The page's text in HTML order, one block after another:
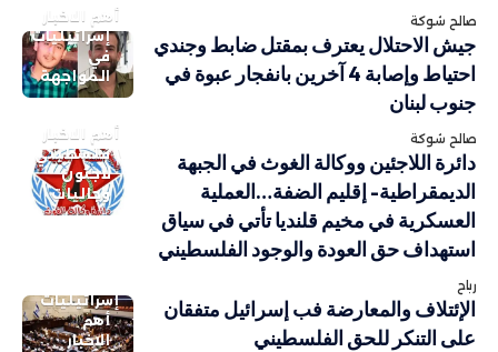
صالح شوكة
أهم الاخبار
إسرائيليات
في
المواجهة
جيش الاحتلال يعترف بمقتل ضابط وجندي
احتياط وإصابة 4 آخرين بانفجار عبوة في
جنوب لبنان
صالح شوكة
أهم الاخبار
فلسطيني
لاجئون
وجاليات
دائرة اللاجئين ووكالة الغوث في الجبهة
الديمقراطية- إقليم الضفة…العملية
العسكرية في مخيم قلنديا تأتي في سياق
استهداف حق العودة والوجود الفلسطيني
رباح
إسرائيليات
أهم
الاخبار
الإئتلاف والمعارضة فب إسرائيل متفقان
على التنكر للحق الفلسطيني